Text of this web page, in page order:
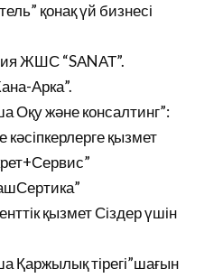
қонақ үй бизнесі
ЖШС “SАNАТ”.
Арка”.
және консалтинг”:
кәсіпкерлерге қызмет
қызмет Сіздер үшін
тірегі”шағын